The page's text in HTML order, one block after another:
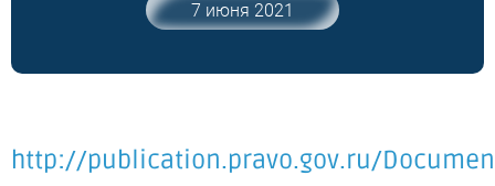
предмета охраны объекта культурного
"Подворье Старо-Афонского Свято-
7 июня 2021
http://publication.pravo.gov.ru/